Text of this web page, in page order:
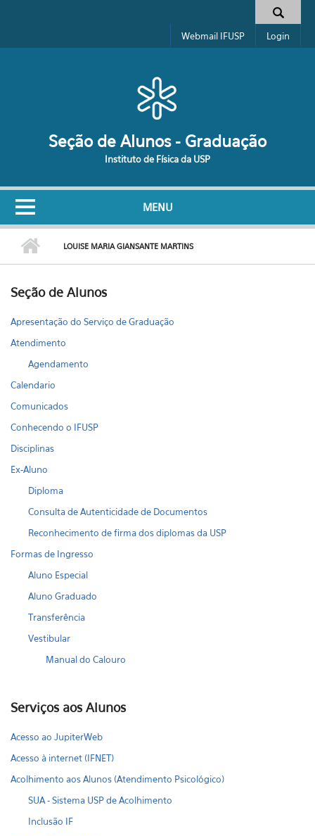
Formulário de busca
Webmail IFUSP Login
Seção de Alunos - Graduação
Instituto de Física da USP
MENU
LOUISE MARIA GIANSANTE MARTINS
Seção de Alunos
Apresentação do Serviço de Graduação
Atendimento
Agendamento
Calendario
Comunicados
Conhecendo o IFUSP
Disciplinas
Ex-Aluno
Diploma
Consulta de Autenticidade de Documentos
Reconhecimento de firma dos diplomas da USP
Formas de Ingresso
Aluno Especial
Aluno Graduado
Transferência
Vestibular
Manual do Calouro
Serviços aos Alunos
Acesso ao JupiterWeb
Acesso à internet (IFNET)
Acolhimento aos Alunos (Atendimento Psicológico)
SUA - Sistema USP de Acolhimento
Inclusão IF